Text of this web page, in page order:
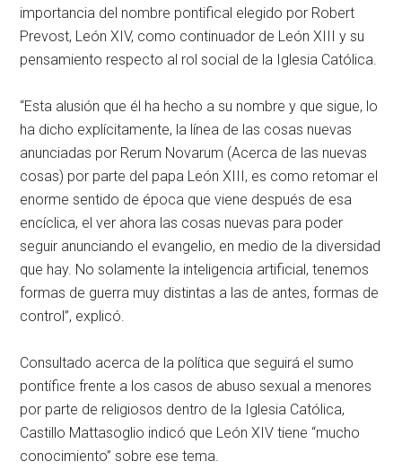
importancia del nombre pontifical elegido por Robert
Prevost, León XIV, como continuador de León XIII y su
pensamiento respecto al rol social de la Iglesia Católica.
“Esta alusión que él ha hecho a su nombre y que sigue, lo
ha dicho explícitamente, la línea de las cosas nuevas
anunciadas por Rerum Novarum (Acerca de las nuevas
cosas) por parte del papa León XIII, es como retomar el
enorme sentido de época que viene después de esa
encíclica, el ver ahora las cosas nuevas para poder
seguir anunciando el evangelio, en medio de la diversidad
que hay. No solamente la inteligencia artificial, tenemos
formas de guerra muy distintas a las de antes, formas de
control”, explicó.
Consultado acerca de la política que seguirá el sumo
pontífice frente a los casos de abuso sexual a menores
por parte de religiosos dentro de la Iglesia Católica,
Castillo Mattasoglio indicó que León XIV tiene “mucho
conocimiento” sobre ese tema.